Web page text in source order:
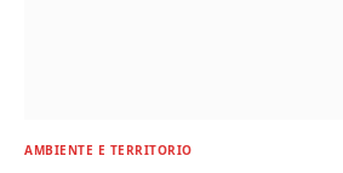
AMBIENTE E TERRITORIO